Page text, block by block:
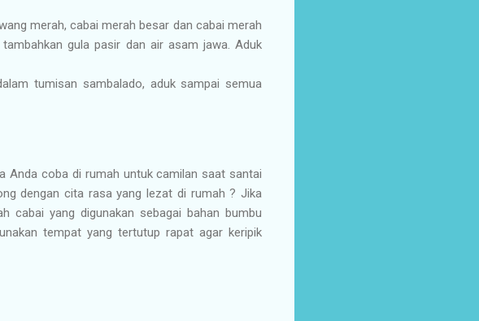
merah, cabai merah besar dan cabai merah
gula pasir dan air asam jawa. Aduk
tumisan sambalado, aduk sampai semua
Anda coba di rumah untuk camilan saat santai
dengan cita rasa yang lezat di rumah ? Jika
cabai yang digunakan sebagai bahan bumbu
tempat yang tertutup rapat agar keripik